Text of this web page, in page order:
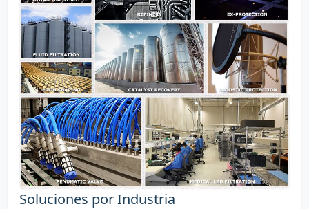
Soluciones por Industria